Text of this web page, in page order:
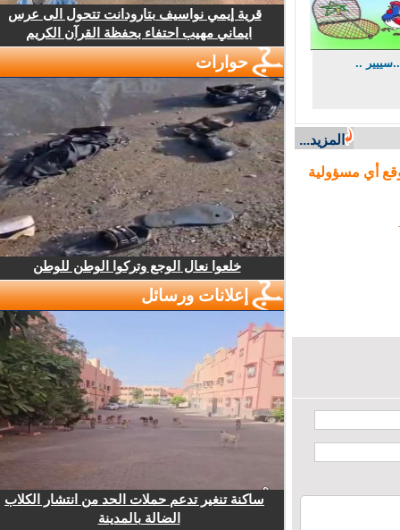
..
المزيد...
أي مسؤولية
قرية إيمي نواسيف بتارودانت تتحول الى عرس
ايماني مهيب احتفاء بحفظة القرآن الكريم
حوارات
خلعوا نعال الوجع وتركوا الوطن للوطن
إعلانات ورسائل
ساكنة تنغير تدعم حملات الحد من انتشار الكلاب
الضالة بالمدينة